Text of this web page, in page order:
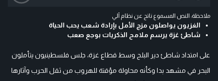
ملاحظة: النص المسموع ناتج عن نظام آلي
الغزيون يواصلون مزج الأمل بإرادة شعب يحب الحياة
شاطئ غزة يرسم ملامح الذكريات بوجع صعب
على امتداد شاطئ دير البلح وسط قطاع غزة، جلس فلسطينيون يتأملون
البحر في مشهد بدا وكأنه محاولة مؤقتة للهروب من ثقل الحرب وآثارها